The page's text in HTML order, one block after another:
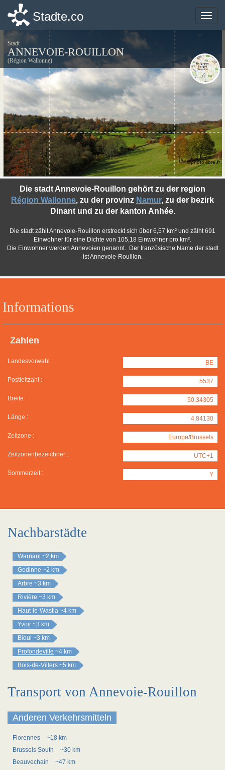
Toggle
Stadte.co
Stadt
ANNEVOIE-ROUILLON
(Région Wallonne)
Informations
Zahlen
Landesvorwahl : BE
Postleitzahl : 5537
Breite : 50.34305
Länge : 4.84130
Zeitzone : Europe/Brussels
Zeitzonenbezeichner : UTC+1
Sommerzeit : Y
Die stadt Annevoie-Rouillon gehört zu der region
Région Wallonne, zu der provinz Namur, zu der bezirk
Dinant und zu der kanton Anhée.
Die stadt zählt Annevoie-Rouillon erstreckt sich über 6,57 km² und zälht 691
Einwohner für eine Dichte von 105,18 Einwohner pro km².
Die Einwohner werden Annevoien genannt.. Der französische Name der stadt
ist Annevoie-Rouillon.
©photo-libre.fr
Nachbarstädte
Warnant ~2 km
Godinne ~2 km
Arbre ~3 km
Rivière ~3 km
Haut-le-Wastia ~4 km
Yvoir ~3 km
Bioul ~3 km
Profondeville ~4 km
Bois-de-Villers ~5 km
Transport von Annevoie-Rouillon
Anderen Verkehrsmitteln
Florennes
~18 km
Brussels South
~30 km
Beauvechain
~47 km
Toggle
Stadte.co